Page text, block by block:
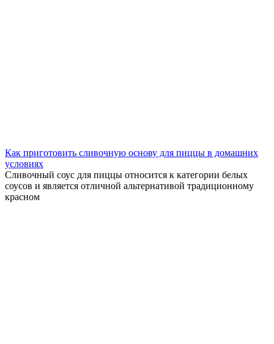
Как приготовить сливочную основу для пиццы в домашних
условиях
Сливочный соус для пиццы относится к категории белых
соусов и является отличной альтернативой традиционному
красном